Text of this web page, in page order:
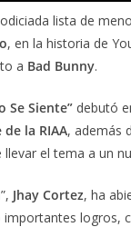
lista de
, en la historia de
a Bad Bunny.
Se Siente” debutó
la RIAA, además
el tema a un
Jhay Cortez, ha
logros,